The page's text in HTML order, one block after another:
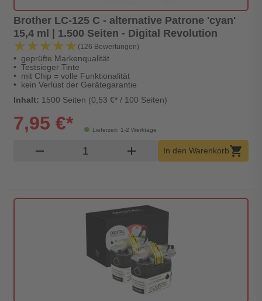
Brother LC-125 C - alternative Patrone 'cyan'
15,4 ml | 1.500 Seiten - Digital Revolution
★★★★★
★★★★★ (126 Bewertungen)
geprüfte Markenqualität
Testsieger Tinte
mit Chip = volle Funktionalität
kein Verlust der Gerätegarantie
Inhalt: 1500 Seiten (0,53 €* / 100 Seiten)
Lieferzeit: 1-2 Werktage
7,95 €*
remove Produkt Warenkorb Menge
add In den Warenkorbshopping_cart